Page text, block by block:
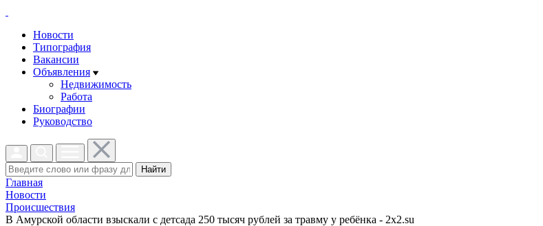
Новости
Типография
Вакансии
Объявления
Недвижимость
Работа
Биографии
Руководство
Найти
Главная
Новости
Проиcшествия
В Амурской области взыскали с детсада 250 тысяч рублей за травму у ребёнка - 2x2.su